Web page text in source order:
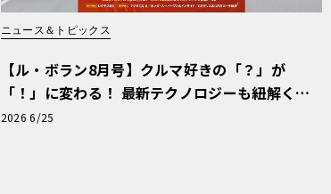
ニュース＆トピックス
【ル・ボラン8月号】クルマ好きの「？」が
「！」に変わる！ 最新テクノロジーも紐解く
「輸入車Q&A」
2026 6/25